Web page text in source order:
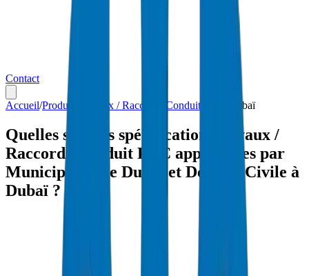
Contact
Accueil/Produits Tuyaux / Raccords Conduit PVC Dubaï
Quelles sont les spécifications Tuyaux /
Raccords Conduit PVC approuvées par
Municipalité de Dubaï et Défense Civile à
Dubaï ?